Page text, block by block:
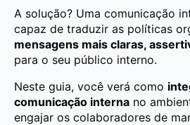
A solução? Uma comunicação
capaz de traduzir as políticas
mensagens mais claras,
para o seu público interno.
Neste guia, você verá como
comunicação interna no
engajar os colaboradores de